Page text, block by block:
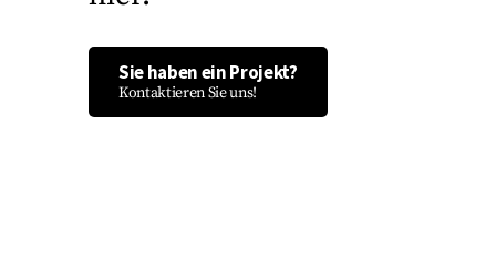
Sie haben ein Projekt?
Kontaktieren Sie uns!